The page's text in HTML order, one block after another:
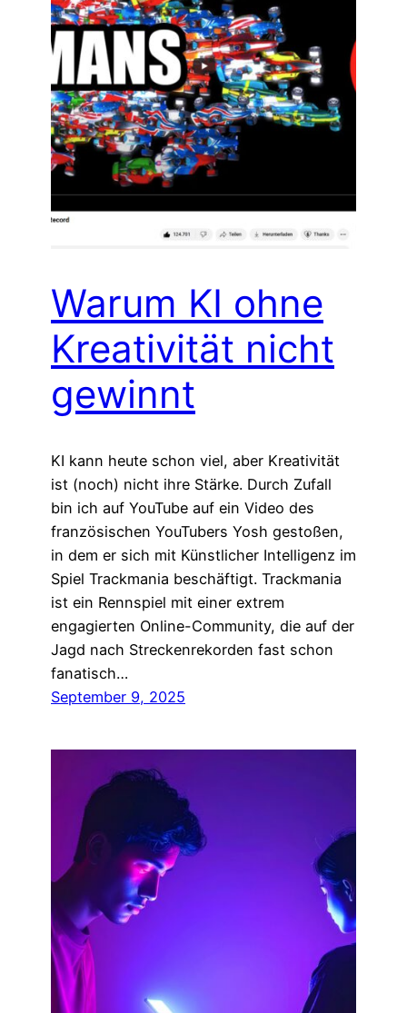
Warum KI ohne
Kreativität nicht
gewinnt
KI kann heute schon viel, aber Kreativität
ist (noch) nicht ihre Stärke. Durch Zufall
bin ich auf YouTube auf ein Video des
französischen YouTubers Yosh gestoßen,
in dem er sich mit Künstlicher Intelligenz im
Spiel Trackmania beschäftigt. Trackmania
ist ein Rennspiel mit einer extrem
engagierten Online-Community, die auf der
Jagd nach Streckenrekorden fast schon
fanatisch…
September 9, 2025